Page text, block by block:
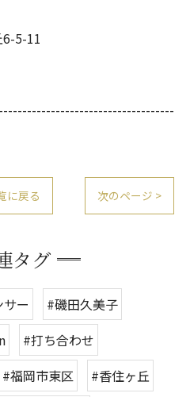
5-11
に戻る 次のページ >
タグ
ー
#磯田久美子
#打ち合わせ
#福岡市東区 #香住ヶ丘